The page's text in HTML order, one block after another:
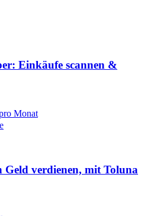
Einkäufe scannen &
Monat
verdienen, mit Toluna